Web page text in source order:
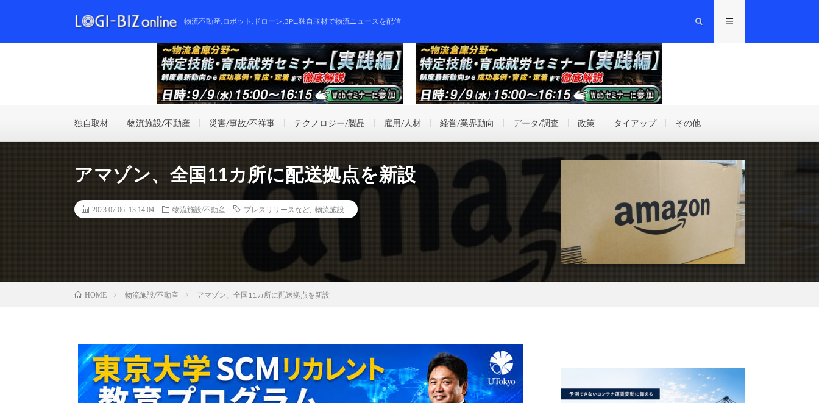
物流不動産,ロボット,ドローン,3PL,独自取材で物流ニュースを配信
独自取材 物流施設/不動産 災害/事故/不祥事 テクノロジー/製品 雇用/人材 経営/業界動向 データ/調査 政策 タイアップ その他
アマゾン、全国11カ所に配送拠点を新設
2023.07.06 13:14:04 物流施設/不動産 プレスリリースなど 物流施設
HOME 物流施設/不動産 アマゾン、全国11カ所に配送拠点を新設